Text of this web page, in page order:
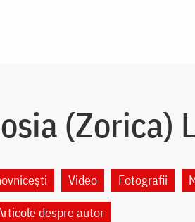
(Zorica)
Video Fotografii
despre autor